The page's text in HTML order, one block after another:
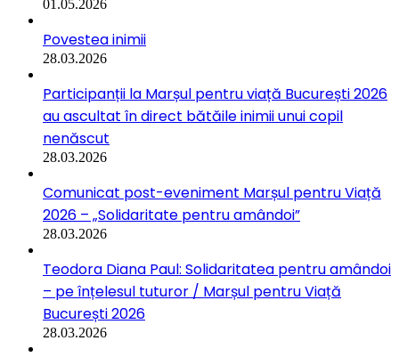
01.05.2026
Povestea inimii
28.03.2026
Participanții la Marșul pentru viață București 2026
au ascultat în direct bătăile inimii unui copil
nenăscut
28.03.2026
Comunicat post-eveniment Marșul pentru Viață
2026 – „Solidaritate pentru amândoi”
28.03.2026
Teodora Diana Paul: Solidaritatea pentru amândoi
– pe înțelesul tuturor / Marșul pentru Viață
București 2026
28.03.2026